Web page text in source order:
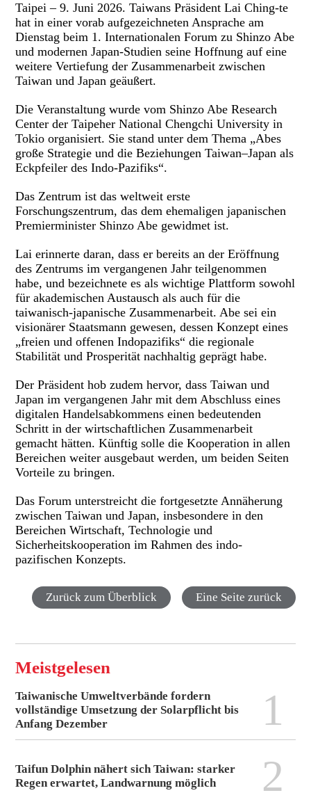
Taipei – 9. Juni 2026. Taiwans Präsident Lai Ching-te
hat in einer vorab aufgezeichneten Ansprache am
Dienstag beim 1. Internationalen Forum zu Shinzo Abe
und modernen Japan-Studien seine Hoffnung auf eine
weitere Vertiefung der Zusammenarbeit zwischen
Taiwan und Japan geäußert.
Die Veranstaltung wurde vom Shinzo Abe Research
Center der Taipeher National Chengchi University in
Tokio organisiert. Sie stand unter dem Thema „Abes
große Strategie und die Beziehungen Taiwan–Japan als
Eckpfeiler des Indo-Pazifiks“.
Das Zentrum ist das weltweit erste
Forschungszentrum, das dem ehemaligen japanischen
Premierminister Shinzo Abe gewidmet ist.
Lai erinnerte daran, dass er bereits an der Eröffnung
des Zentrums im vergangenen Jahr teilgenommen
habe, und bezeichnete es als wichtige Plattform sowohl
für akademischen Austausch als auch für die
taiwanisch-japanische Zusammenarbeit. Abe sei ein
visionärer Staatsmann gewesen, dessen Konzept eines
„freien und offenen Indopazifiks“ die regionale
Stabilität und Prosperität nachhaltig geprägt habe.
Der Präsident hob zudem hervor, dass Taiwan und
Japan im vergangenen Jahr mit dem Abschluss eines
digitalen Handelsabkommens einen bedeutenden
Schritt in der wirtschaftlichen Zusammenarbeit
gemacht hätten. Künftig solle die Kooperation in allen
Bereichen weiter ausgebaut werden, um beiden Seiten
Vorteile zu bringen.
Das Forum unterstreicht die fortgesetzte Annäherung
zwischen Taiwan und Japan, insbesondere in den
Bereichen Wirtschaft, Technologie und
Sicherheitskooperation im Rahmen des indo-
pazifischen Konzepts.
Zurück zum Überblick Eine Seite zurück
Meistgelesen
Taiwanische Umweltverbände fordern
vollständige Umsetzung der Solarpflicht bis
Anfang Dezember
1
Taifun Dolphin nähert sich Taiwan: starker
Regen erwartet, Landwarnung möglich
2